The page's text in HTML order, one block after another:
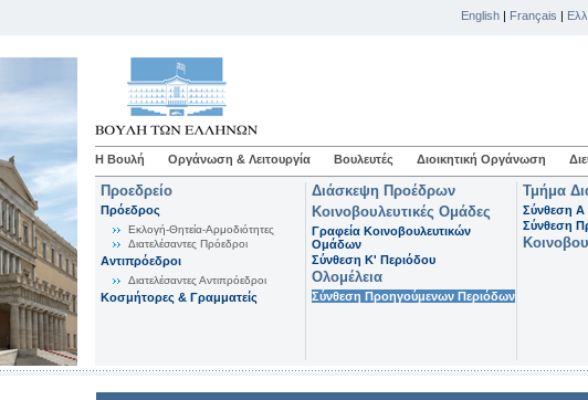
English | Français |
Η Βουλή Οργάνωση & Λειτουργία Βουλευτές Διοικητική Οργάνωση
Προεδρείο
Πρόεδρος
Εκλογή-Θητεία-Αρμοδιότητες
Διατελέσαντες Πρόεδροι
Αντιπρόεδροι
Διατελέσαντες Αντιπρόεδροι
Κοσμήτορες & Γραμματείς
Διάσκεψη Προέδρων
Κοινοβουλευτικές Ομάδες
Γραφεία Κοινοβουλευτικών
Ομάδων
Σύνθεση K' Περιόδου
Ολομέλεια
Σύνθεση Προηγούμενων Περιόδων
Τμήμα
Σύνθεση Α
Σύνθεση